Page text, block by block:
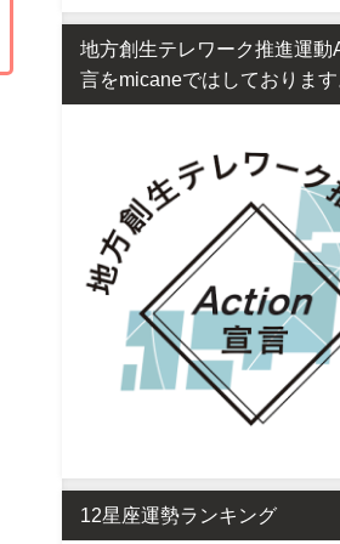
地方創生テレワーク推進運動
言をmicaneではしております
12星座運勢ランキング